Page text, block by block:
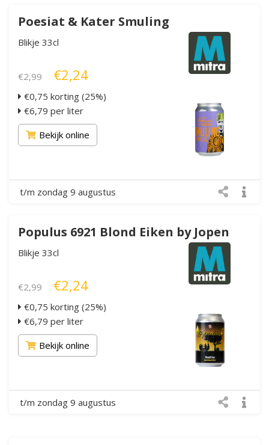
Poesiat & Kater Smuling
Blikje 33cl
€2,99 €2,24
€0,75 korting (25%)
€6,79 per liter
Bekijk online
t/m zondag 9 augustus
Populus 6921 Blond Eiken by Jopen
Blikje 33cl
€2,99 €2,24
€0,75 korting (25%)
€6,79 per liter
Bekijk online
t/m zondag 9 augustus